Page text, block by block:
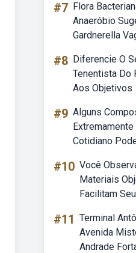
#7 Flora
Anaeróbio
Gardnerella
#8 Diferencie O
Tenentista Do
Aos Objetivos
#9 Alguns
Cotidiano
#10 Você
Materiais
Facilitam
#11 Terminal
Avenida
Andrade